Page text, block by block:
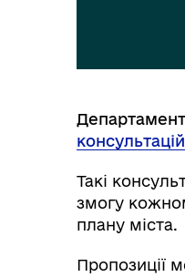
консультацій
Такі
змогу
плану міста.
Пропозиції